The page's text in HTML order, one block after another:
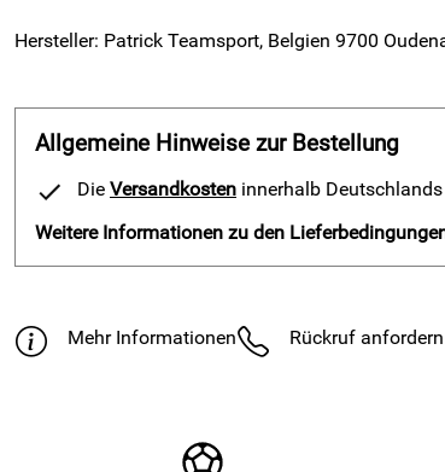
Hersteller: Patrick Teamsport, Belgien 9700
Allgemeine Hinweise zur Bestellung
Die Versandkosten innerhalb
Weitere Informationen zu den
Mehr Informationen Rückruf anfordern